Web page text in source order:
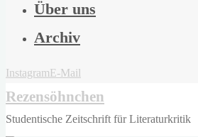
Über uns
Archiv
InstagramE-Mail
Rezensöhnchen
Studentische Zeitschrift für Literaturkritik